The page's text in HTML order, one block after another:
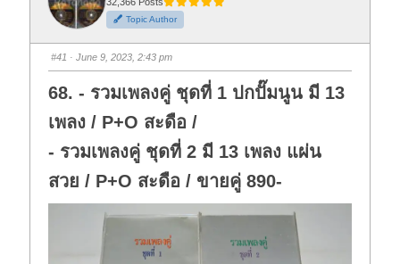
Topic Author
#41 · June 9, 2023, 2:43 pm
68. - รวมเพลงคู่ ชุดที่ 1 ปกปั๊มนูน มี 13
เพลง / P+O สะดือ /
- รวมเพลงคู่ ชุดที่ 2 มี 13 เพลง แผ่น
สวย / P+O สะดือ / ขายคู่ 890-